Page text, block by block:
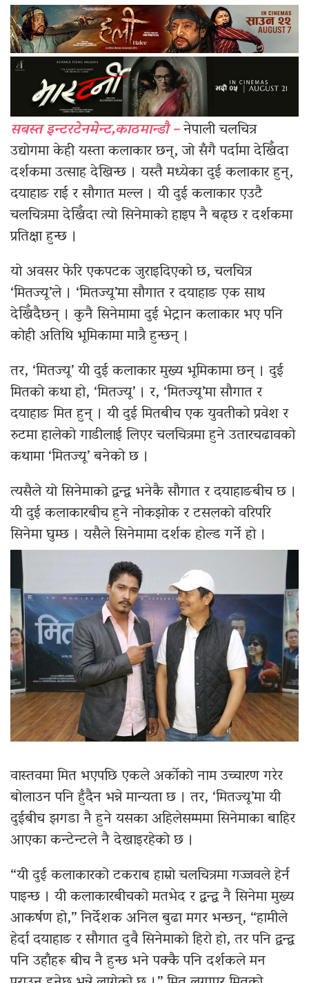
सबस्त इन्टरटेनमेन्ट,काठमान्डौ –नेपाली चलचित्र
उद्योगमा केही यस्ता कलाकार छन्, जो सँगै पर्दामा देखिँदा
दर्शकमा उत्साह देखिन्छ । यस्तै मध्येका दुई कलाकार हुन्,
दयाहाङ राई र सौगात मल्ल । यी दुई कलाकार एउटै
चलचित्रमा देखिँदा त्यो सिनेमाको हाइप नै बढ्छ र दर्शकमा
प्रतिक्षा हुन्छ ।
यो अवसर फेरि एकपटक जुराइदिएको छ, चलचित्र
‘मितज्यू’ले । ‘मितज्यू’मा सौगात र दयाहाङ एक साथ
देखिँदैछन् । कुनै सिनेमामा दुई भेट्रान कलाकार भए पनि
कोही अतिथि भूमिकामा मात्रै हुन्छन् ।
तर, ‘मितज्यू’ यी दुई कलाकार मुख्य भूमिकामा छन् । दुई
मितको कथा हो, ‘मितज्यू’ । र, ‘मितज्यू’मा सौगात र
दयाहाङ मित हुन् । यी दुई मितबीच एक युवतीको प्रवेश र
रुटमा हालेको गाडीलाई लिएर चलचित्रमा हुने उतारचढावको
कथामा ‘मितज्यू’ बनेको छ ।
त्यसैले यो सिनेमाको द्वन्द्व भनेकै सौगात र दयाहाङबीच छ ।
यी दुई कलाकारबीच हुने नोकझोक र टसलको वरिपरि
सिनेमा घुम्छ । यसैले सिनेमामा दर्शक होल्ड गर्ने हो ।
वास्तवमा मित भएपछि एकले अर्कोको नाम उच्चारण गरेर
बोलाउन पनि हुँदैन भन्ने मान्यता छ । तर, ‘मितज्यू’मा यी
दुईबीच झगडा नै हुने यसका अहिलेसम्ममा सिनेमाका बाहिर
आएका कन्टेन्टले नै देखाइरहेको छ ।
“यी दुई कलाकारको टकराब हाम्रो चलचित्रमा गज्जवले हेर्न
पाइन्छ । यी कलाकारबीचको मतभेद र द्वन्द्व नै सिनेमा मुख्य
आकर्षण हो,” निर्देशक अनिल बुढा मगर भन्छन्, “हामीले
हेर्दा दयाहाङ र सौगात दुवै सिनेमाको हिरो हो, तर पनि द्वन्द्व
पनि उहाँहरू बीच नै हुन्छ भने पक्कै पनि दर्शकले मन